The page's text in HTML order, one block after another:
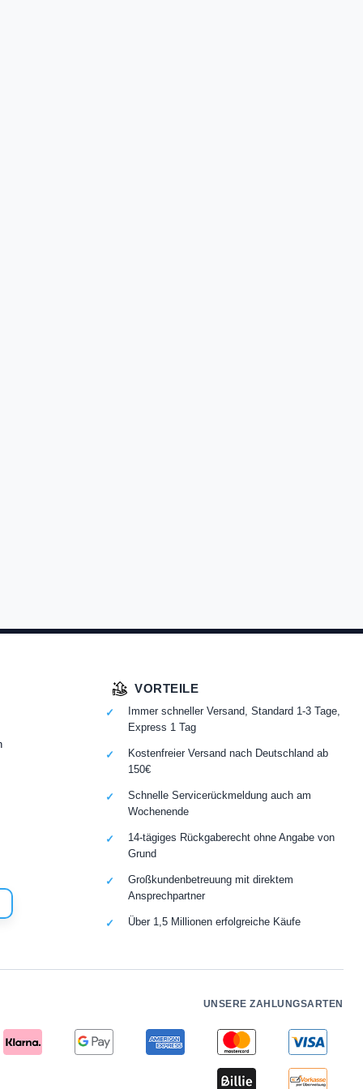
VORTEILE
Immer schneller Versand, Standard 1-3 Tage,
Express 1 Tag
Kostenfreier Versand nach Deutschland ab
150€
Schnelle Servicerückmeldung auch am
Wochenende
14-tägiges Rückgaberecht ohne Angabe von
Grund
Großkundenbetreuung mit direktem
Ansprechpartner
Über 1,5 Millionen erfolgreiche Käufe
UNSERE ZAHLUNGSARTEN